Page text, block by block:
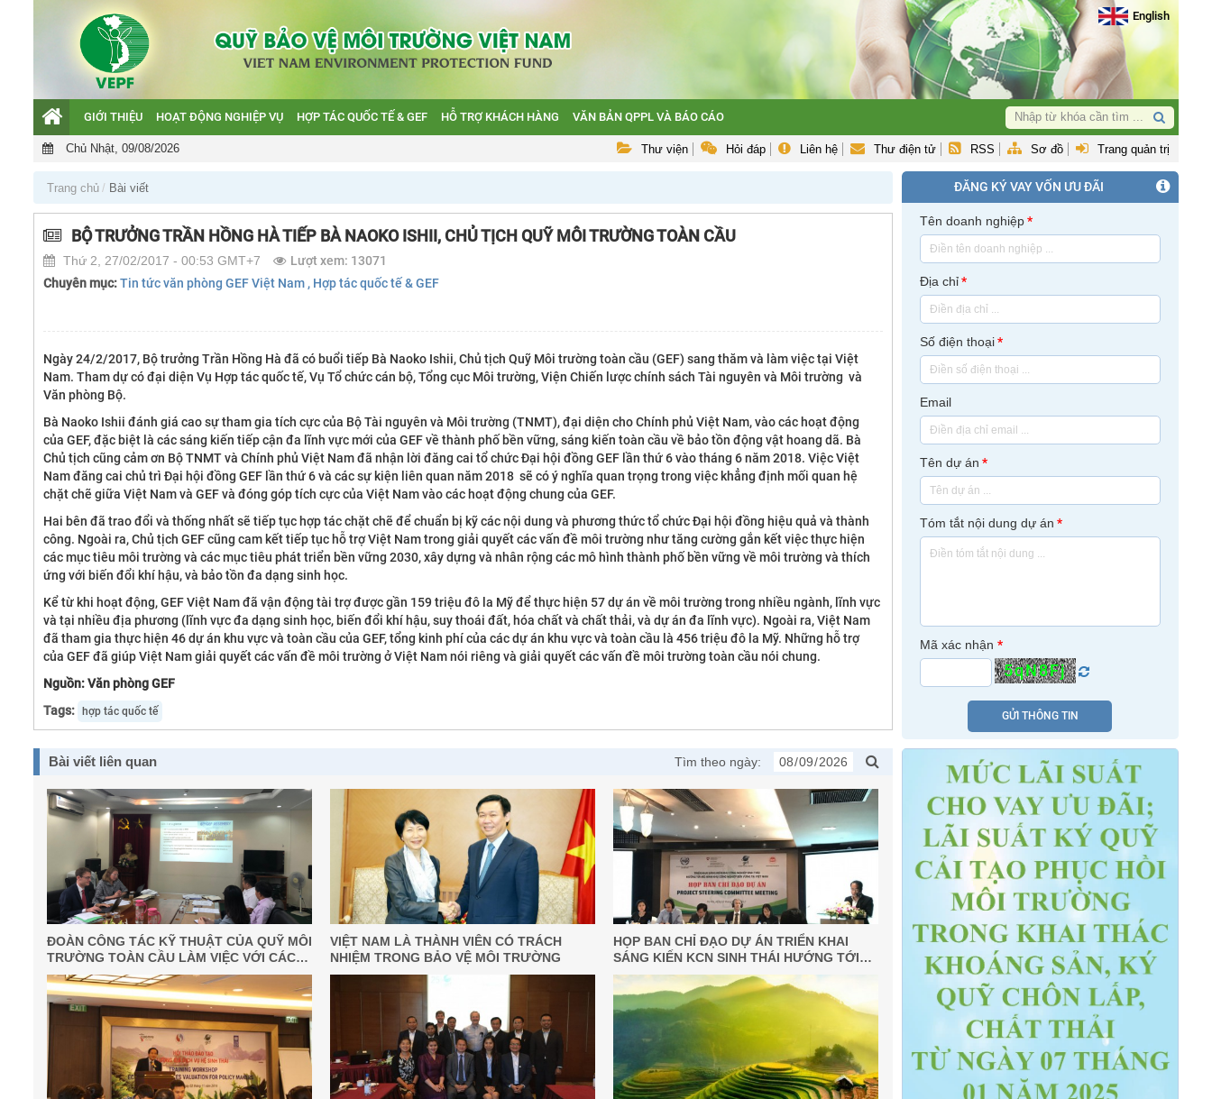
English
GIỚI THIỆU HOẠT ĐỘNG NGHIỆP VỤ HỢP TÁC QUỐC TẾ & GEF HỖ TRỢ KHÁCH HÀNG VĂN BẢN QPPL VÀ BÁO CÁO
Thư viện Hỏi đáp Liên hệ Thư điện tử RSS Sơ đồ Trang quản trị
Chủ Nhật, 09/08/2026
Giới thiệu
Văn bản QPPL và Báo cáo
Trang chủ Bài viết
BỘ TRƯỞNG TRẦN HỒNG HÀ TIẾP BÀ NAOKO ISHII, CHỦ TỊCH QUỸ MÔI TRƯỜNG TOÀN CẦU
Thứ 2, 27/02/2017 - 00:53 GMT+7
Lượt xem: 13071
Chuyên mục:Tin tức văn phòng GEF Việt Nam , Hợp tác quốc tế & GEF
Ngày 24/2/2017, Bộ trưởng Trần Hồng Hà đã có buổi tiếp Bà Naoko Ishii, Chủ tịch Quỹ Môi trường toàn cầu (GEF) sang thăm và làm việc tại Việt
Nam. Tham dự có đại diện Vụ Hợp tác quốc tế, Vụ Tổ chức cán bộ, Tổng cục Môi trường, Viện Chiến lược chính sách Tài nguyên và Môi trường và
Văn phòng Bộ.
Bà Naoko Ishii đánh giá cao sự tham gia tích cực của Bộ Tài nguyên và Môi trường (TNMT), đại diện cho Chính phủ Việt Nam, vào các hoạt động
của GEF, đặc biệt là các sáng kiến tiếp cận đa lĩnh vực mới của GEF về thành phố bền vững, sáng kiến toàn cầu về bảo tồn động vật hoang dã. Bà
Chủ tịch cũng cảm ơn Bộ TNMT và Chính phủ Việt Nam đã nhận lời đăng cai tổ chức Đại hội đồng GEF lần thứ 6 vào tháng 6 năm 2018. Việc Việt
Nam đăng cai chủ trì Đại hội đồng GEF lần thứ 6 và các sự kiện liên quan năm 2018 sẽ có ý nghĩa quan trọng trong việc khẳng định mối quan hệ
chặt chẽ giữa Việt Nam và GEF và đóng góp tích cực của Việt Nam vào các hoạt động chung của GEF.
Hai bên đã trao đổi và thống nhất sẽ tiếp tục hợp tác chặt chẽ để chuẩn bị kỹ các nội dung và phương thức tổ chức Đại hội đồng hiệu quả và thành
công. Ngoài ra, Chủ tịch GEF cũng cam kết tiếp tục hỗ trợ Việt Nam trong giải quyết các vấn đề môi trường như tăng cường gắn kết việc thực hiện
các mục tiêu môi trường và các mục tiêu phát triển bền vững 2030, xây dựng và nhân rộng các mô hình thành phố bền vững về môi trường và thích
ứng với biến đổi khí hậu, và bảo tồn đa dạng sinh học.
Kể từ khi hoạt động, GEF Việt Nam đã vận động tài trợ được gần 159 triệu đô la Mỹ để thực hiện 57 dự án về môi trường trong nhiều ngành, lĩnh vực
và tại nhiều địa phương (lĩnh vực đa dạng sinh học, biến đổi khí hậu, suy thoái đất, hóa chất và chất thải, và dự án đa lĩnh vực). Ngoài ra, Việt Nam
đã tham gia thực hiện 46 dự án khu vực và toàn cầu của GEF, tổng kinh phí của các dự án khu vực và toàn cầu là 456 triệu đô la Mỹ. Những hỗ trợ
của GEF đã giúp Việt Nam giải quyết các vấn đề môi trường ở Việt Nam nói riêng và giải quyết các vấn đề môi trường toàn cầu nói chung.
Nguồn: Văn phòng GEF
Tags:
hợp tác quốc tế
Bài viết liên quan Tìm theo ngày:
ĐOÀN CÔNG TÁC KỸ THUẬT CỦA QUỸ MÔI
TRƯỜNG TOÀN CẦU LÀM VIỆC VỚI CÁC
ĐỐI TÁC TẠI VIỆT NAM (GEF-7 VIETNAM
NATIONAL DISCUSSION)
VIỆT NAM LÀ THÀNH VIÊN CÓ TRÁCH
NHIỆM TRONG BẢO VỆ MÔI TRƯỜNG
HỌP BAN CHỈ ĐẠO DỰ ÁN TRIỂN KHAI
SÁNG KIẾN KCN SINH THÁI HƯỚNG TỚI
MÔ HÌNH KCN BỀN VỮNG TẠI VIỆT NAM
ĐĂNG KÝ VAY VỐN ƯU ĐÃI
Tên doanh nghiệp*
Địa chỉ*
Số điện thoại*
Email
Tên dự án *
Tóm tắt nội dung dự án *
Mã xác nhận *
5qN8Fj
GỬI THÔNG TIN